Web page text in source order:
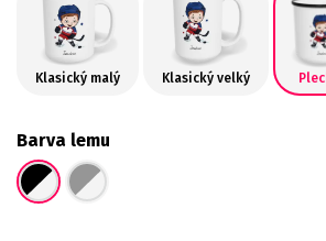
Klasický malý Klasický velký
Barva lemu